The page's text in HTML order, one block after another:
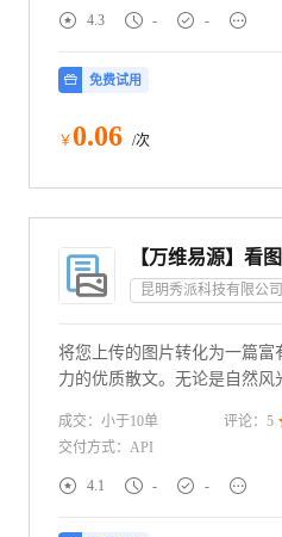
输入的图像进行再创作。我们
艺术创作和摄影后期处理等各
 4.3  -  - 
免费试用
￥ 0.06 /次
昆明秀派科技有限公司
将您上传的图片转化为一篇富
力的优质散文。无论是自然风
能捕捉其独特的氛围和情感，
的文学作品。
成交： 小于10单 评论： 5
交付方式： API
 4.1  -  - 